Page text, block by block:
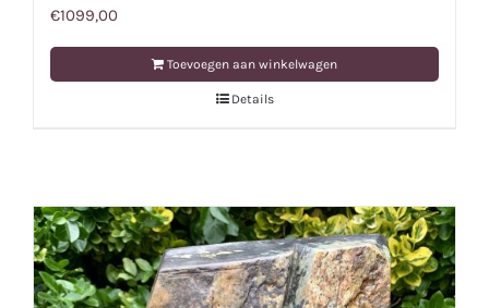
€1099,00
Toevoegen aan winkelwagen
Details